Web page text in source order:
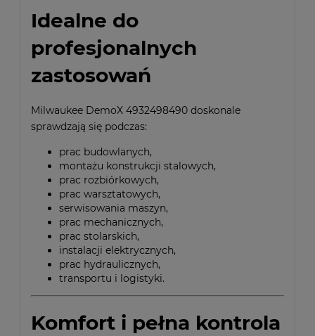
Idealne do
profesjonalnych
zastosowań
Milwaukee DemoX 4932498490 doskonale
sprawdzają się podczas:
prac budowlanych,
montażu konstrukcji stalowych,
prac rozbiórkowych,
prac warsztatowych,
serwisowania maszyn,
prac mechanicznych,
prac stolarskich,
instalacji elektrycznych,
prac hydraulicznych,
transportu i logistyki.
Komfort i pełna kontrola